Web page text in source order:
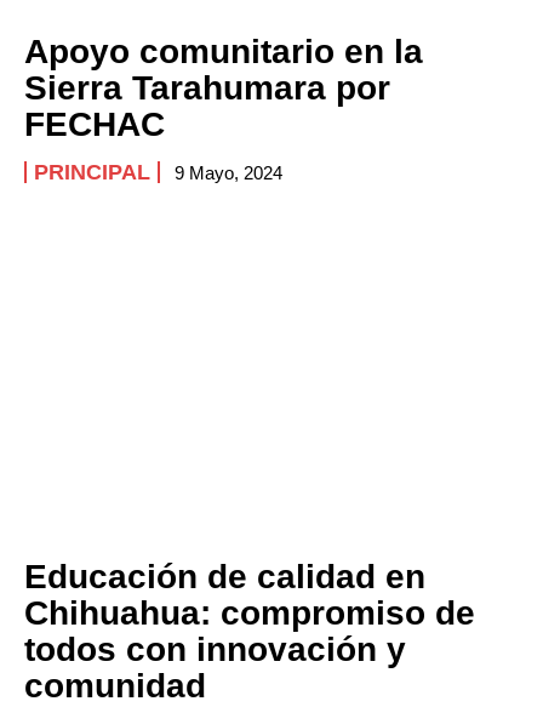
Apoyo comunitario en la
Sierra Tarahumara por
FECHAC
PRINCIPAL 9 Mayo, 2024
Educación de calidad en
Chihuahua: compromiso de
todos con innovación y
comunidad